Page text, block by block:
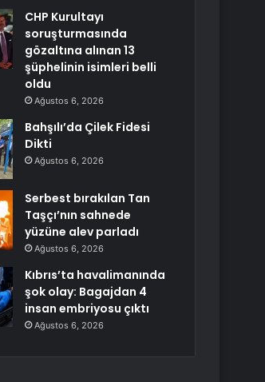
CHP Kurultayı
soruşturmasında
gözaltına alınan 13
şüphelinin isimleri belli
oldu
Ağustos 6, 2026
Bahşılı’da Çilek Fidesi
Dikti
Ağustos 6, 2026
Serbest bırakılan Tan
Taşçı’nın sahnede
yüzüne alev parladı
Ağustos 6, 2026
Kıbrıs’ta havalimanında
şok olay: Bagajdan 4
insan embriyosu çıktı
Ağustos 6, 2026